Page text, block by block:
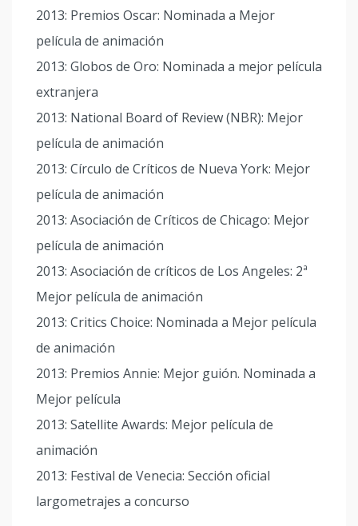
2013: Premios Oscar: Nominada a Mejor
película de animación
2013: Globos de Oro: Nominada a mejor película
extranjera
2013: National Board of Review (NBR): Mejor
película de animación
2013: Círculo de Críticos de Nueva York: Mejor
película de animación
2013: Asociación de Críticos de Chicago: Mejor
película de animación
2013: Asociación de críticos de Los Angeles: 2ª
Mejor película de animación
2013: Critics Choice: Nominada a Mejor película
de animación
2013: Premios Annie: Mejor guión. Nominada a
Mejor película
2013: Satellite Awards: Mejor película de
animación
2013: Festival de Venecia: Sección oficial
largometrajes a concurso